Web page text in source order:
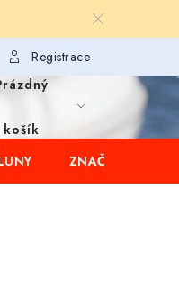
Registrace
košík
ZNAČKY